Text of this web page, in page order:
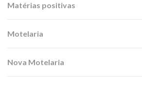
Matérias positivas
Motelaria
Nova Motelaria